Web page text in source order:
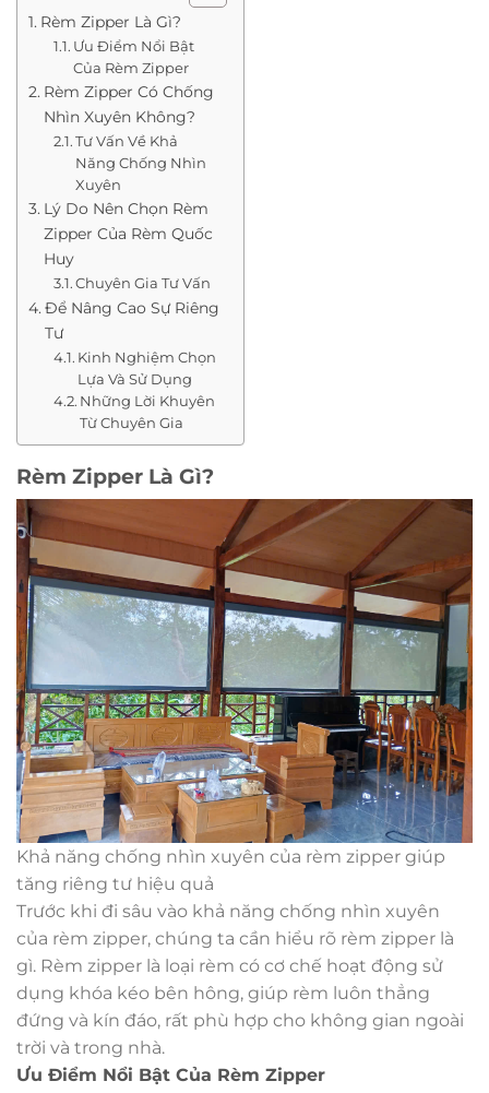
Rèm Zipper Là Gì?
Ưu Điểm Nổi Bật
Của Rèm Zipper
Rèm Zipper Có Chống
Nhìn Xuyên Không?
Tư Vấn Về Khả
Năng Chống Nhìn
Xuyên
Lý Do Nên Chọn Rèm
Zipper Của Rèm Quốc
Huy
Chuyên Gia Tư Vấn
Để Nâng Cao Sự Riêng
Tư
Kinh Nghiệm Chọn
Lựa Và Sử Dụng
Những Lời Khuyên
Từ Chuyên Gia
Rèm Zipper Là Gì?
Khả năng chống nhìn xuyên của rèm zipper giúp
tăng riêng tư hiệu quả
Trước khi đi sâu vào khả năng chống nhìn xuyên
của rèm zipper, chúng ta cần hiểu rõ rèm zipper là
gì. Rèm zipper là loại rèm có cơ chế hoạt động sử
dụng khóa kéo bên hông, giúp rèm luôn thẳng
đứng và kín đáo, rất phù hợp cho không gian ngoài
trời và trong nhà.
Ưu Điểm Nổi Bật Của Rèm Zipper